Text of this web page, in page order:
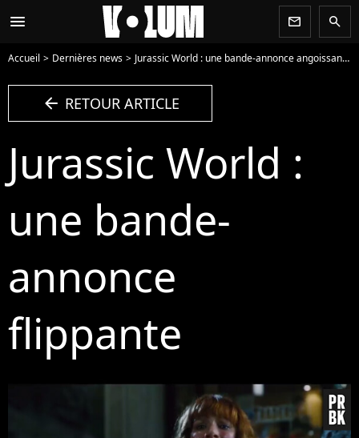
menu newsletter search
Accueil Dernières news Jurassic World : une bande-annonce angoissante
arrow_left RETOUR ARTICLE
Jurassic World :
une bande-
annonce
flippante